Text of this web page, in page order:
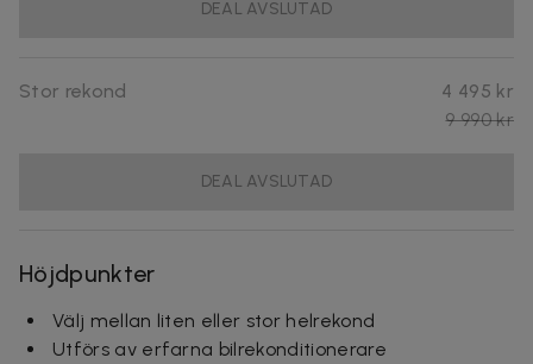
DEAL AVSLUTAD
Stor rekond
4 495 kr
9 990 kr
DEAL AVSLUTAD
Höjdpunkter
Välj mellan liten eller stor helrekond
Utförs av erfarna bilrekonditionerare